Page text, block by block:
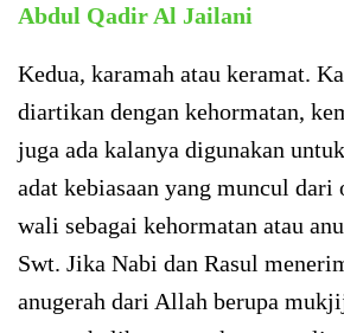
Abdul Qadir Al Jailani
Kedua, karamah atau keramat.
diartikan dengan kehormatan,
juga ada kalanya digunakan
adat kebiasaan yang muncul dari
wali sebagai kehormatan atau
Swt. Jika Nabi dan Rasul
anugerah dari Allah berupa